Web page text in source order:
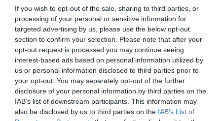
If you wish to opt-out of the sale, sharing to third parties, or
processing of your personal or sensitive information for
targeted advertising by us, please use the below opt-out
section to confirm your selection. Please note that after your
opt-out request is processed you may continue seeing
interest-based ads based on personal information utilized by
us or personal information disclosed to third parties prior to
your opt-out. You may separately opt-out of the further
disclosure of your personal information by third parties on the
IAB’s list of downstream participants. This information may
also be disclosed by us to third parties on the IAB’s List of
Πληροφορίες / Κρατήσεις:
lyceumepidaurus@greekfestival.gr|
http://greekfestival.gr
Ακολουθήστε το Culturenow.gr στοGoogle Newsκαι
μάθετε πρώτοι όλες τις ειδήσεις
Δείτε όλα τατελευταία νέαγια την Τέχνη και τον
Πολιτισμό στο
Culturenow.gr